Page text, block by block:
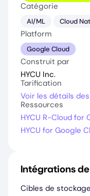
Catégorie
AI/ML Cloud
Platform
Google Cloud
Construit par
HYCU Inc.
Tarification
Voir les détails
Ressources
HYCU R-Cloud for
HYCU for Google
Intégrations
Cibles de